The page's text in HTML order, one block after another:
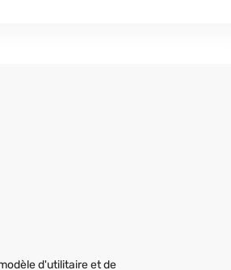
d'utilitaire et de